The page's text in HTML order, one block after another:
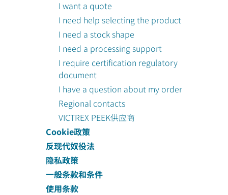
I want a quote
I need help selecting the product
I need a stock shape
I need a processing support
I require certification regulatory
document
I have a question about my order
Regional contacts
VICTREX PEEK供应商
Cookie政策
反现代奴役法
隐私政策
一般条款和条件
使用条款